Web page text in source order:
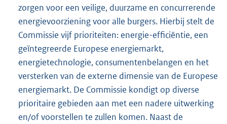
zorgen voor een veilige, duurzame en concurrerende
energievoorziening voor alle burgers. Hierbij stelt de
Commissie vijf prioriteiten: energie-efficiëntie, een
geïntegreerde Europese energiemarkt,
energietechnologie, consumentenbelangen en het
versterken van de externe dimensie van de Europese
energiemarkt. De Commissie kondigt op diverse
prioritaire gebieden aan met een nadere uitwerking
en/of voorstellen te zullen komen. Naast de